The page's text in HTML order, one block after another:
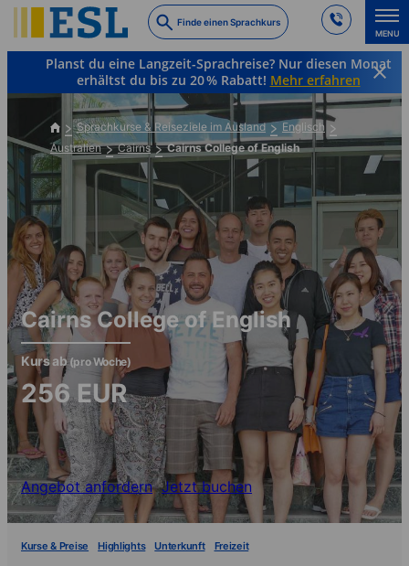
to
main
content
Finde einen Sprachkurs
MENU
Planst du eine Langzeit-Sprachreise? Nur diesen Monat
erhältst du bis zu 20 % Rabatt! Mehr erfahren
Sprachkurse & Reiseziele im Ausland
Englisch
Australien
Cairns Cairns College of English
Cairns College of English
Kurs ab(pro Woche)
256EUR
Angebot anfordern Jetzt buchen
Kurse & Preise Highlights Unterkunft Freizeit